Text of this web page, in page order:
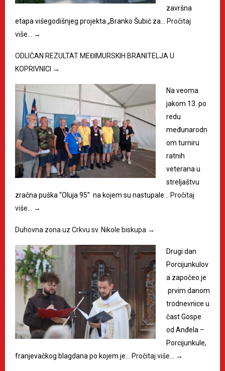
završna
etapa višegodišnjeg projekta „Branko Šubić za… Pročitaj
više… →
ODLIČAN REZULTAT MEĐIMURSKIH BRANITELJA U
KOPRIVNICI →
Na veoma
jakom 13. po
redu
međunarodn
om turniru
ratnih
veterana u
streljaštvu
zračna puška “Oluja 95” na kojem su nastupale… Pročitaj
više… →
Duhovna zona uz Crkvu sv. Nikole biskupa →
Drugi dan
Porcijunkulov
a započeo je
prvim danom
trodnevnice u
čast Gospe
od Anđela –
Porcijunkule,
franjevačkog blagdana po kojem je… Pročitaj više… →